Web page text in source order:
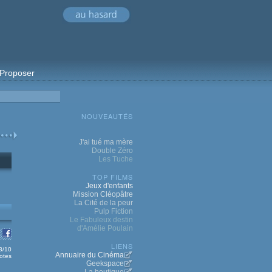
Proposer
10
NOUVEAUTÉS
J'ai tué ma mère
Double Zéro
Les Tuche
TOP FILMS
Jeux d'enfants
Mission Cléopâtre
La Cité de la peur
Pulp Fiction
Le Fabuleux destin
d'Amélie Poulain
LIENS
Annuaire du Cinéma
Geekspace